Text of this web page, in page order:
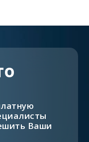
Ваши